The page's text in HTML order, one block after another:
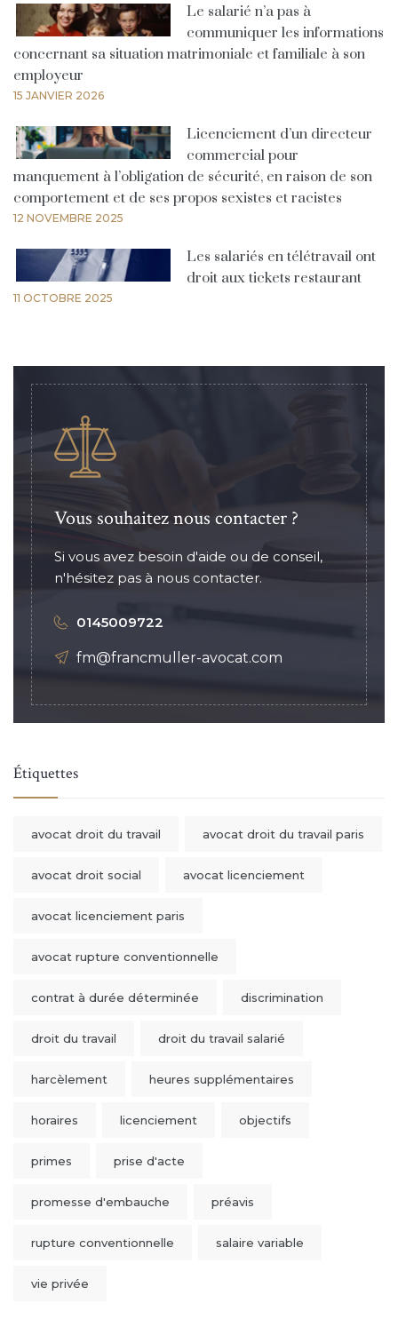
Le salarié n’a pas à
communiquer les informations
concernant sa situation matrimoniale et familiale à son
employeur
15 JANVIER 2026
Licenciement d’un directeur
commercial pour
manquement à l’obligation de sécurité, en raison de son
comportement et de ses propos sexistes et racistes
12 NOVEMBRE 2025
Les salariés en télétravail ont
droit aux tickets restaurant
11 OCTOBRE 2025
Vous souhaitez nous contacter ?
Si vous avez besoin d'aide ou de conseil,
n'hésitez pas à nous contacter.
0145009722
fm@francmuller-avocat.com
Étiquettes
avocat droit du travail avocat droit du travail paris
avocat droit social avocat licenciement
avocat licenciement paris
avocat rupture conventionnelle
contrat à durée déterminée discrimination
droit du travail droit du travail salarié
harcèlement heures supplémentaires
horaires licenciement objectifs
primes prise d'acte
promesse d'embauche préavis
rupture conventionnelle salaire variable
vie privée